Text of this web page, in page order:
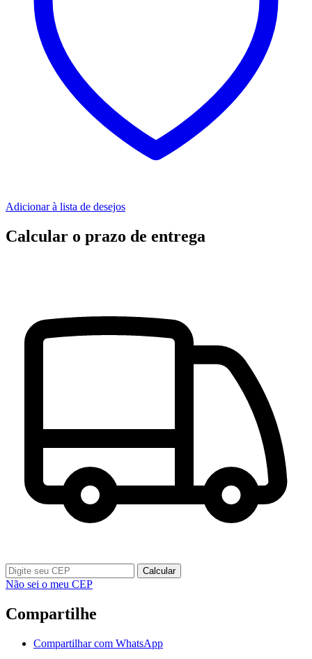
Adicionar à lista de desejos
Calcular o prazo de entrega
Calcular
Não sei o meu CEP
Compartilhe
Compartilhar com WhatsApp